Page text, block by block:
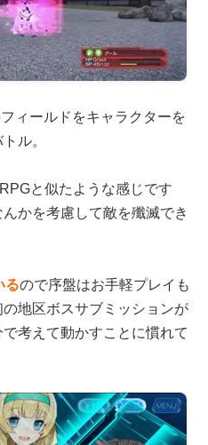
ィールドをキャラクターを
ル。
と似たような感じです
かを考慮して敵を殲滅でき
るので序盤はお手軽プレイも
地区ボスサブミッションが
考えて動かすことに慣れて